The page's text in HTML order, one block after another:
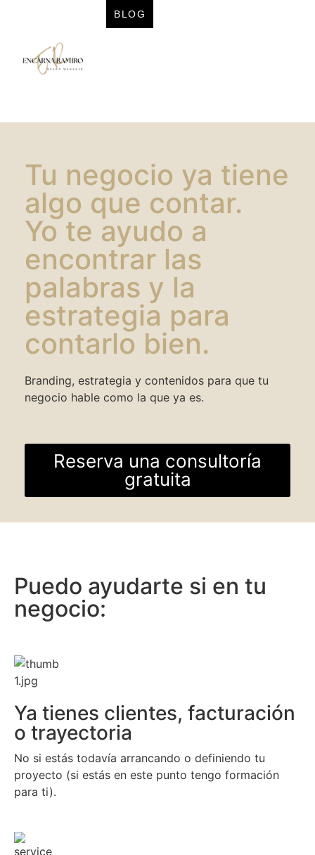
BLOG
Tu negocio ya tiene
algo que contar.
Yo te ayudo a
encontrar las
palabras y la
estrategia para
contarlo bien.
Branding, estrategia y contenidos para que tu
negocio hable como la que ya es.
Reserva una consultoría
gratuita
Puedo ayudarte si en tu
negocio:
Ya tienes clientes, facturación
o trayectoria
No si estás todavía arrancando o definiendo tu
proyecto (si estás en este punto tengo formación
para ti).